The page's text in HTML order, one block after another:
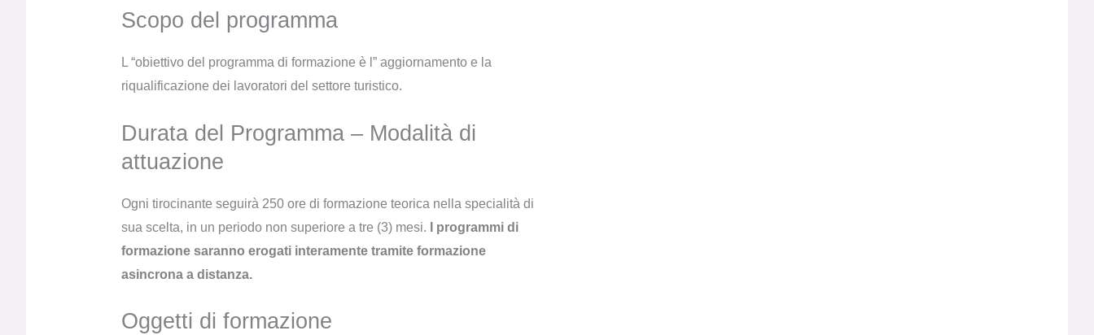
Scopo del programma
L “obiettivo del programma di formazione è l” aggiornamento e la
riqualificazione dei lavoratori del settore turistico.
Durata del Programma – Modalità di
attuazione
Ogni tirocinante seguirà 250 ore di formazione teorica nella specialità di
sua scelta, in un periodo non superiore a tre (3) mesi.
I programmi di
formazione saranno erogati interamente tramite formazione
asincrona a distanza.
Oggetti di formazione